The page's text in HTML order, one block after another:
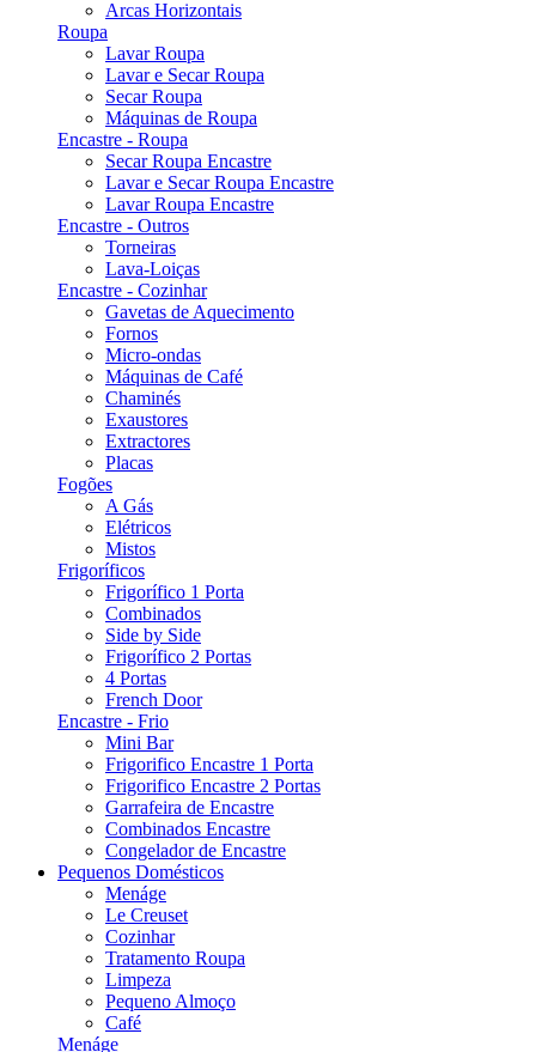
Arcas Horizontais
Roupa
Lavar Roupa
Lavar e Secar Roupa
Secar Roupa
Máquinas de Roupa
Encastre - Roupa
Secar Roupa Encastre
Lavar e Secar Roupa Encastre
Lavar Roupa Encastre
Encastre - Outros
Torneiras
Lava-Loiças
Encastre - Cozinhar
Gavetas de Aquecimento
Fornos
Micro-ondas
Máquinas de Café
Chaminés
Exaustores
Extractores
Placas
Fogões
A Gás
Elétricos
Mistos
Frigoríficos
Frigorífico 1 Porta
Combinados
Side by Side
Frigorífico 2 Portas
4 Portas
French Door
Encastre - Frio
Mini Bar
Frigorifico Encastre 1 Porta
Frigorifico Encastre 2 Portas
Garrafeira de Encastre
Combinados Encastre
Congelador de Encastre
Pequenos Domésticos
Menáge
Le Creuset
Cozinhar
Tratamento Roupa
Limpeza
Pequeno Almoço
Café
Menáge